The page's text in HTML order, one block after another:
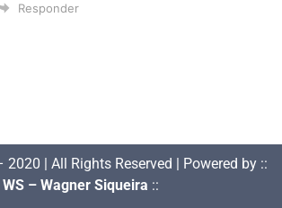
Responder
| All Rights Reserved | Powered by ::
WS – Wagner Siqueira ::